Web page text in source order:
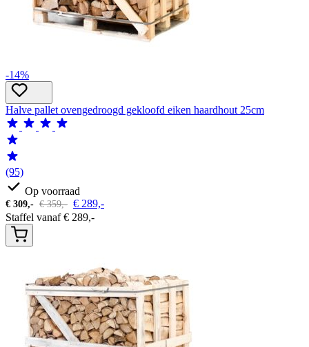
-14%
Halve pallet ovengedroogd gekloofd eiken haardhout 25cm
(95)
Op voorraad
€ 309,- €359,- € 289,-
Staffel vanaf€ 289,-